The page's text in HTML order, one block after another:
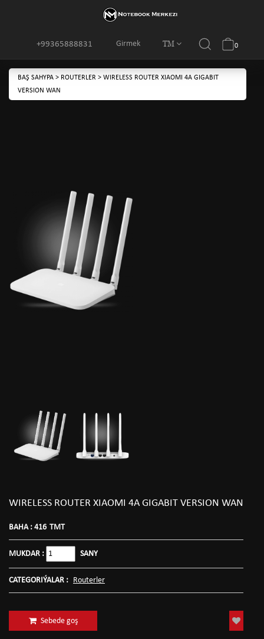
Girmek TM
+99365888831 0
BAŞ SAHYPA > ROUTERLER > WIRELESS ROUTER XIAOMI 4A GIGABIT
VERSION WAN
WIRELESS ROUTER XIAOMI 4A GIGABIT VERSION WAN
BAHA : 416 TMT
MUKDAR : SANY
CATEGORIÝALAR : Routerler
Sebede goş